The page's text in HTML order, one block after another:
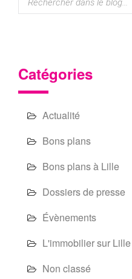
for:
Catégories
Actualité
Bons plans
Bons plans à Lille
Dossiers de presse
Évènements
L'immobilier sur Lille
Non classé